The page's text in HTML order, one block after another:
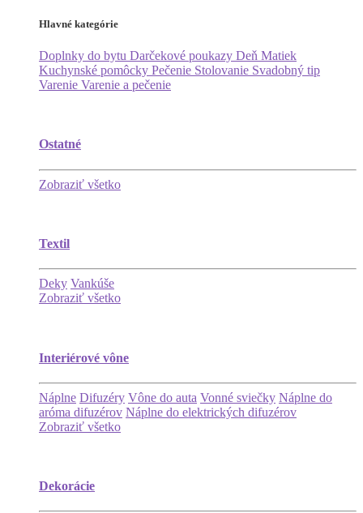
Hlavné kategórie
Doplnky do bytu Darčekové poukazy Deň Matiek
Kuchynské pomôcky Pečenie Stolovanie Svadobný tip
Varenie Varenie a pečenie
Ostatné
Zobraziť všetko
Textil
Deky Vankúše
Zobraziť všetko
Interiérové vône
Náplne Difuzéry Vône do auta Vonné sviečky Náplne do
aróma difuzérov Náplne do elektrických difuzérov
Zobraziť všetko
Dekorácie